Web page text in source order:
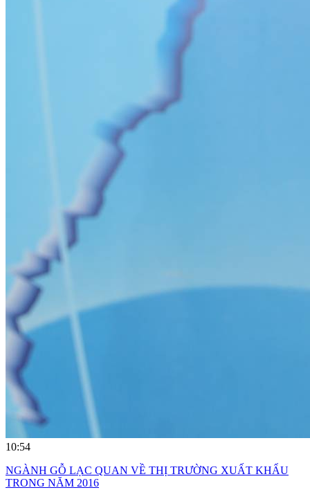
10:54
NGÀNH GỖ LẠC QUAN VỀ THỊ TRƯỜNG XUẤT KHẨU
TRONG NĂM 2016